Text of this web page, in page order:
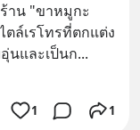
าน "ขาหมูกะ
ตล์เรโทรที่ตกแต่ง
นและเป็นก
1 1